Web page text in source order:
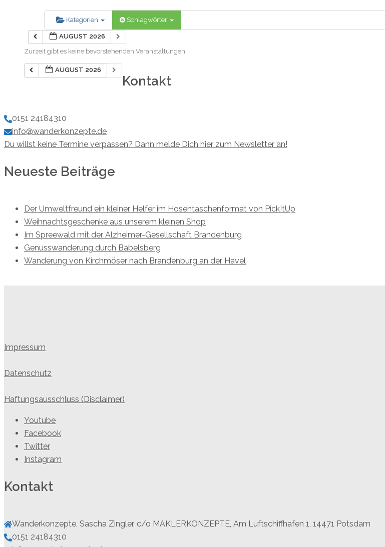
Kategorien Schlagwörter
AUGUST 2026
Zurzeit gibt es keine bevorstehenden Veranstaltungen.
AUGUST 2026
Kontakt
0151 24184310
info@wanderkonzepte.de
Du willst keine Termine verpassen? Dann melde Dich hier zum Newsletter an!
Neueste Beiträge
Der Umweltfreund ein kleiner Helfer im Hosentaschenformat von Pick!tUp
Weihnachtsgeschenke aus unserem kleinen Shop
Im Spreewald mit der Alzheimer-Gesellschaft Brandenburg
Genusswanderung durch Babelsberg
Wanderung von Kirchmöser nach Brandenburg an der Havel
Impressum
Datenschutz
Haftungsausschluss (Disclaimer)
Youtube
Facebook
Twitter
Instagram
Kontakt
Wanderkonzepte, Sascha Zingler, c/o MAKLERKONZEPTE, Am Luftschiffhafen 1, 14471 Potsdam
0151 24184310